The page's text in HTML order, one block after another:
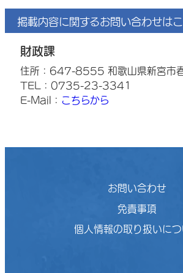
掲載内容に関するお問い合わせは
財政課
住所：647-8555 和歌山県新宮市
TEL：0735-23-3341
E-Mail： こちらから
お問い合わせ
免責事項
個人情報の取り扱いにつ